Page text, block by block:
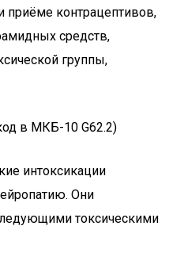
контрацептивов,
средств,
группы,
в МКБ-10 G62.2)
интоксикации
Они
токсическими